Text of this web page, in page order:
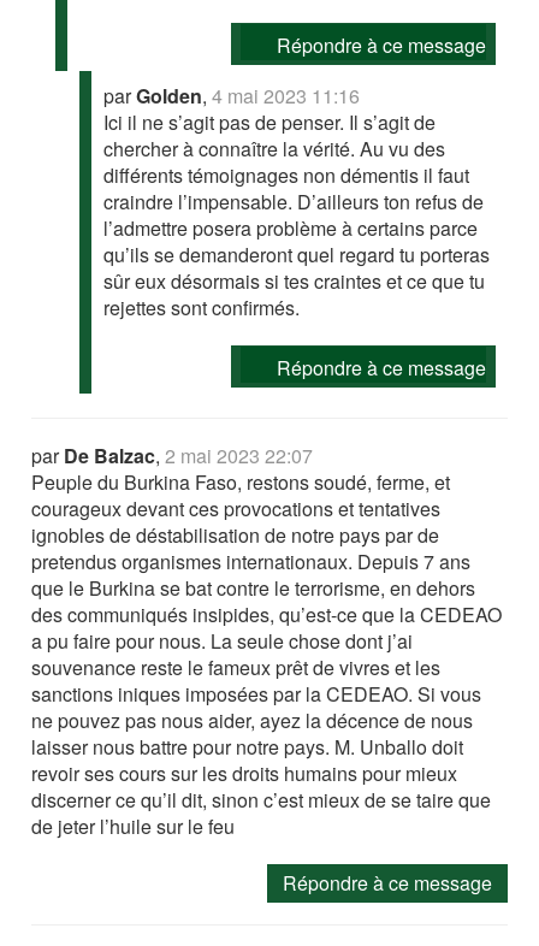
Répondre à ce message
parGolden,4 mai 2023 11:16
Ici il ne s’agit pas de penser. Il s’agit de
chercher à connaître la vérité. Au vu des
différents témoignages non démentis il faut
craindre l’impensable. D’ailleurs ton refus de
l’admettre posera problème à certains parce
qu’ils se demanderont quel regard tu porteras
sûr eux désormais si tes craintes et ce que tu
rejettes sont confirmés.
Répondre à ce message
parDe Balzac,2 mai 2023 22:07
Peuple du Burkina Faso, restons soudé, ferme, et
courageux devant ces provocations et tentatives
ignobles de déstabilisation de notre pays par de
pretendus organismes internationaux. Depuis 7 ans
que le Burkina se bat contre le terrorisme, en dehors
des communiqués insipides, qu’est-ce que la CEDEAO
a pu faire pour nous. La seule chose dont j’ai
souvenance reste le fameux prêt de vivres et les
sanctions iniques imposées par la CEDEAO. Si vous
ne pouvez pas nous aider, ayez la décence de nous
laisser nous battre pour notre pays. M. Unballo doit
revoir ses cours sur les droits humains pour mieux
discerner ce qu’il dit, sinon c’est mieux de se taire que
de jeter l’huile sur le feu
Répondre à ce message